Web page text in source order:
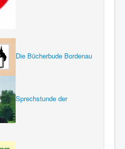
Die Bücherbude Bordenau
Sprechstunde der